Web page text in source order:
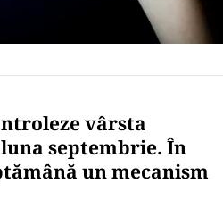
vârsta
septembrie. În
un mecanism